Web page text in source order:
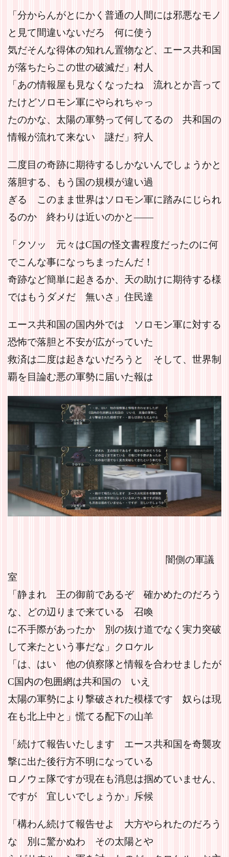
「分からんがとにかく普通の人間には邪悪なモノ
と見て間違いないだろ 何に使う
気だそんな得体の知れん置物など、エース共和国
が落ちたらこの世の破滅だ」村人
「あの情報屋も見なくなったね 流れとか言って
たけどソロモン軍にやられちゃっ
たのかな、太陽の軍勢って何してるの 共和国の
情報が流れて来ない 謎だ」狩人
二度目の奇跡に期待するしかないんでしょうかと
落胆する、もう国の規模が違い過
ぎる このまま世界はソロモン軍に踏みにじられ
るのか 終わりは近いのかと――
「クソッ 元々はC国の怪文書程度だったのに何
でこんな事になっちまったんだ！
奇跡など簡単に起きるか、天の助けに期待する様
ではもうダメだ 無いさ」住民達
エース共和国の国内外では ソロモン軍に対する
恐怖で落胆と不安が広がっていた
救済は二度は起きないだろうと そして、世界制
覇を目論む悪の軍勢に届いた報は
闇側の軍議
室
「静まれ 王の御前であるぞ 確かめたのだろう
な、どの辺りまで来ている 召喚
に不手際があったか 別の抜け道でなく実力突破
して来たという事だな」クロケル
「は、はい 他の偵察隊と情報を合わせましたが
C国内の包囲網は共和国の いえ
太陽の軍勢により撃破された模様です 奴らは現
在も北上中と」慌てる配下の山羊
「続けて報告いたします エース共和国を奇襲攻
撃に出た後行方不明になっている
ロノウェ隊ですが現在も消息は掴めていません、
ですが 宜しいでしょうか」斥候
「構わん続けて報告せよ 大方やられたのだろう
な 別に驚かぬわ その太陽とや